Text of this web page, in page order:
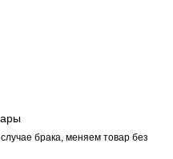
брака, меняем товар без